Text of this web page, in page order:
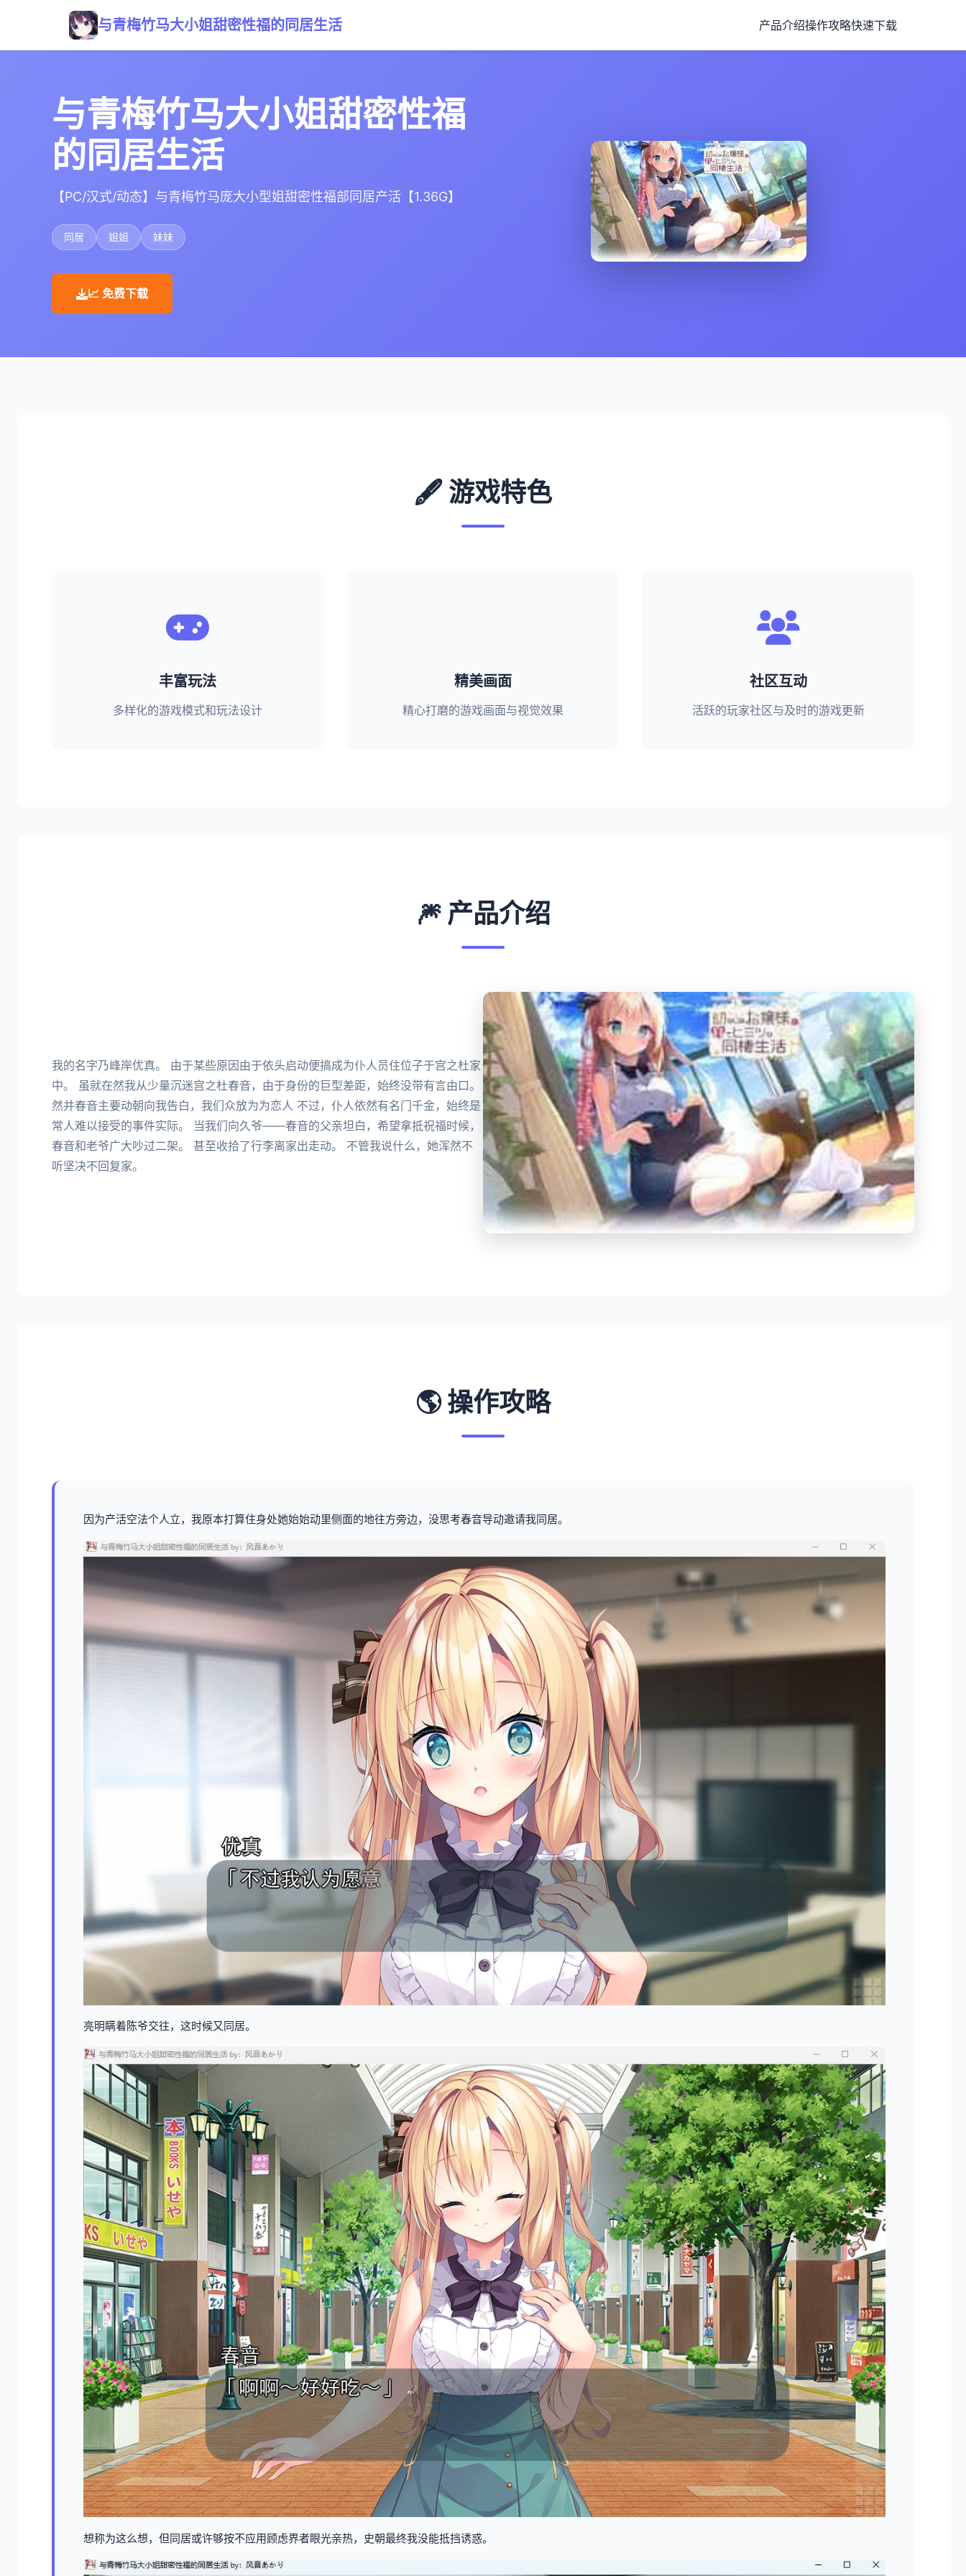
与青梅竹马大小姐甜密性福的同居生活 产品介绍操作攻略快速下载
与青梅竹马大小姐甜密性福
的同居生活
【PC/汉式/动态】与青梅竹马庞大小型姐甜密性福部同居产活【1.36G】
同居 姐姐 妹妹
📈 免费下载
🖋️ 游戏特色
丰富玩法
多样化的游戏模式和玩法设计
精美画面
精心打磨的游戏画面与视觉效果
社区互动
活跃的玩家社区与及时的游戏更新
🎆 产品介绍
我的名字乃峰岸优真。 由于某些原因由于依头启动便搞成为仆人员住位子于宫之杜家
中。 虽就在然我从少量沉迷宫之杜春音，由于身份的巨型差距，始终没带有言由口。
然并春音主要动朝向我告白，我们众放为为恋人 不过，仆人依然有名门千金，始终是
常人难以接受的事件实际。 当我们向久爷——春音的父亲坦白，希望拿抵祝福时候，
春音和老爷广大吵过二架。 甚至收拾了行李离家出走动。 不管我说什么，她浑然不
听坚决不回复家。
🌎 操作攻略
因为产活空法个人立，我原本打算住身处她始始动里侧面的地往方旁边，没思考春音导动邀请我同居。
亮明瞒着陈爷交往，这时候又同居。
想称为这么想，但同居或许够按不应用顾虑界者眼光亲热，史朝最终我没能抵挡诱惑。